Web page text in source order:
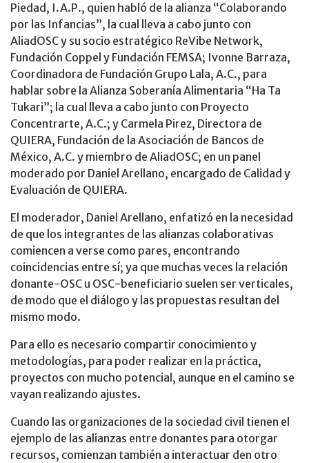
Piedad, I.A.P., quien habló de la alianza “Colaborando
por las Infancias”, la cual lleva a cabo junto con
AliadOSC y su socio estratégico ReVibe Network,
Fundación Coppel y Fundación FEMSA; Ivonne Barraza,
Coordinadora de Fundación Grupo Lala, A.C., para
hablar sobre la Alianza Soberanía Alimentaria “Ha Ta
Tukari”; la cual lleva a cabo junto con Proyecto
Concentrarte, A.C.; y Carmela Pirez, Directora de
QUIERA, Fundación de la Asociación de Bancos de
México, A.C. y miembro de AliadOSC; en un panel
moderado por Daniel Arellano, encargado de Calidad y
Evaluación de QUIERA.
El moderador, Daniel Arellano, enfatizó en la necesidad
de que los integrantes de las alianzas colaborativas
comiencen a verse como pares, encontrando
coincidencias entre sí; ya que muchas veces la relación
donante-OSC u OSC-beneficiario suelen ser verticales,
de modo que el diálogo y las propuestas resultan del
mismo modo.
Para ello es necesario compartir conocimiento y
metodologías, para poder realizar en la práctica,
proyectos con mucho potencial, aunque en el camino se
vayan realizando ajustes.
Cuando las organizaciones de la sociedad civil tienen el
ejemplo de las alianzas entre donantes para otorgar
recursos, comienzan también a interactuar den otro